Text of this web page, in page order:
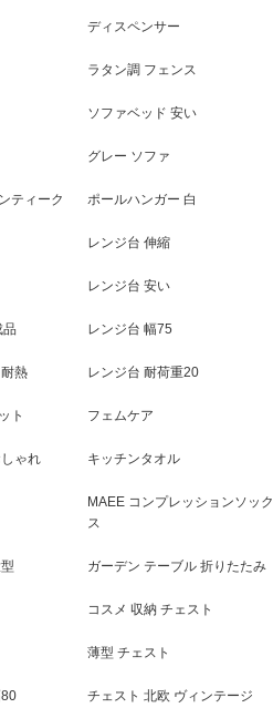
ディスペンサー
ラタン調 フェンス
ソファベッド 安い
グレー ソファ
ティーク ポールハンガー 白
レンジ台 伸縮
レンジ台 安い
品 レンジ台 幅75
熱 レンジ台 耐荷重20
ト フェムケア
ゃれ キッチンタオル
MAEE コンプレッションソック
ス
ガーデン テーブル 折りたたみ
コスメ 収納 チェスト
薄型 チェスト
チェスト 北欧 ヴィンテージ